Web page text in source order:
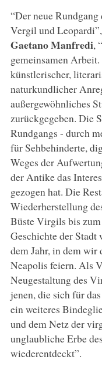
“Der neue
Vergil und
Gaetano Manfredi,
gemeinsamen
künstlerischer,
naturkundlicher
außergewöhnliches
zurückgegeben. Die
Rundgangs - durch
für Sehbehinderte,
Weges der
der Antike das
gezogen hat. Die
Wiederherstellung
Büste Virgils bis
Geschichte der Stadt
dem Jahr, in dem wir
Neapolis feiern. Als
Neugestaltung des
jenen, die sich für
ein weiteres
und dem Netz der
unglaubliche Erbe
wiederentdeckt”.